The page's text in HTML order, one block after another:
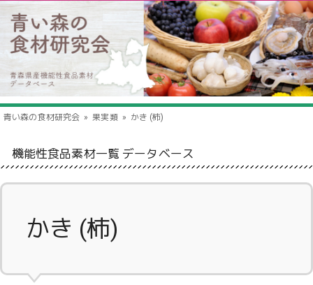
青い森の食材研究会 果実類 かき (柿)
機能性食品素材一覧 データベース
かき (柿)